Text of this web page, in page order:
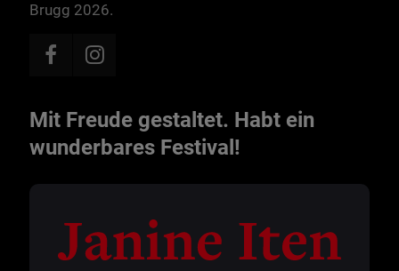
Brugg 2026.
Mit Freude gestaltet. Habt ein
wunderbares Festival!